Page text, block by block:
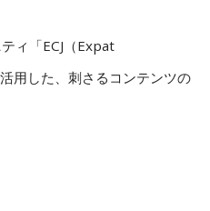
ィ「ECJ（Expat
した、刺さるコンテンツの